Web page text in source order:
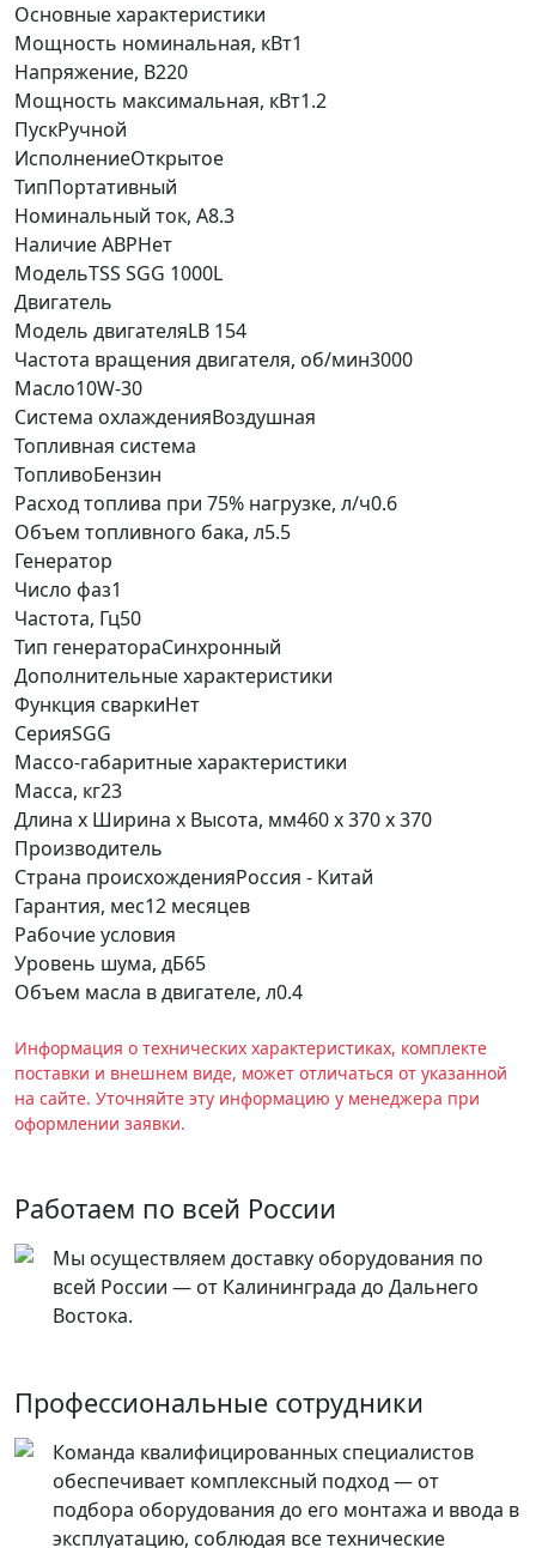
Основные характеристики
Мощность номинальная, кВт1
Напряжение, В220
Мощность максимальная, кВт1.2
ПускРучной
ИсполнениеОткрытое
ТипПортативный
Номинальный ток, А8.3
Наличие АВРНет
МодельTSS SGG 1000L
Двигатель
Модель двигателяLB 154
Частота вращения двигателя, об/мин3000
Масло10W-30
Система охлажденияВоздушная
Топливная система
ТопливоБензин
Расход топлива при 75% нагрузке, л/ч0.6
Объем топливного бака, л5.5
Генератор
Число фаз1
Частота, Гц50
Тип генератораСинхронный
Дополнительные характеристики
Функция сваркиНет
СерияSGG
Массо-габаритные характеристики
Масса, кг23
Длина х Ширина х Высота, мм460 х 370 х 370
Производитель
Страна происхожденияРоссия - Китай
Гарантия, мес12 месяцев
Рабочие условия
Уровень шума, дБ65
Объем масла в двигателе, л0.4
Информация о технических характеристиках, комплекте
поставки и внешнем виде, может отличаться от указанной
на сайте. Уточняйте эту информацию у менеджера при
оформлении заявки.
Работаем по всей России
Мы осуществляем доставку оборудования по
всей России — от Калининграда до Дальнего
Востока.
Профессиональные сотрудники
Команда квалифицированных специалистов
обеспечивает комплексный подход — от
подбора оборудования до его монтажа и ввода в
эксплуатацию, соблюдая все технические